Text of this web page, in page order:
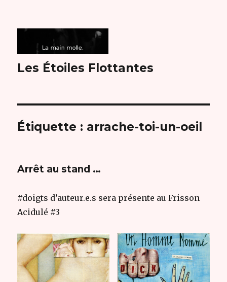
Les Étoiles Flottantes
Étiquette : arrache-toi-un-oeil
Arrêt au stand …
#doigts d’auteur.e.s sera présente au Frisson
Acidulé #3